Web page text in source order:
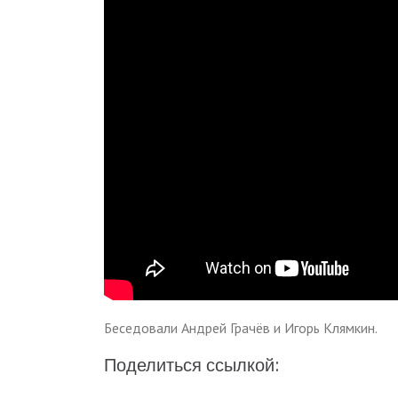
Беседовали Андрей Грачёв и Игорь Клямкин.
Поделиться ссылкой: